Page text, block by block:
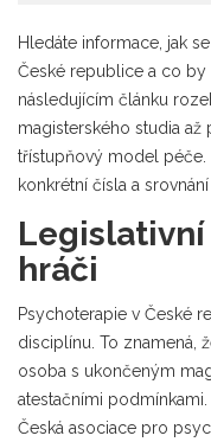
Hledáte informace, jak
České republice a co
následujícím článku
magisterského studia až
třístupňový model péče.
konkrétní čísla a
hráči
Psychoterapie v České
disciplínu. To znamená,
osoba s ukončeným
atestačními podmínkami
Česká asociace pro